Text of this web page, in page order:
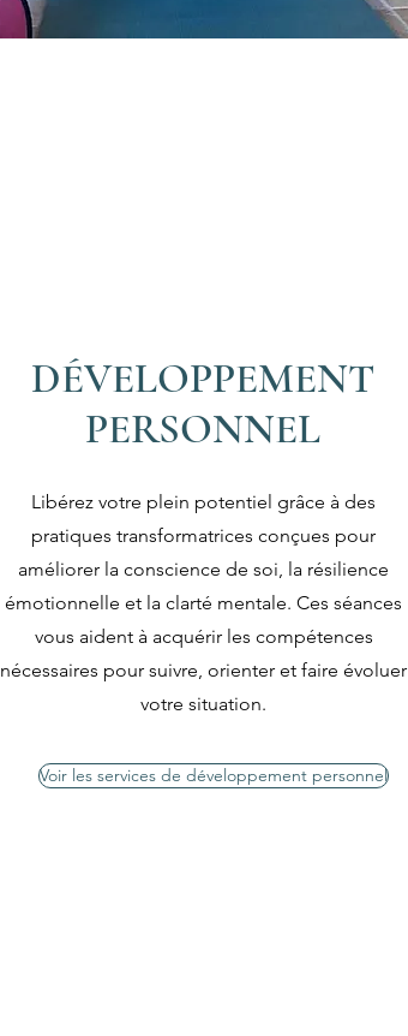
DÉVELOPPEMENT
PERSONNEL
Libérez votre plein potentiel grâce à des
pratiques transformatrices conçues pour
améliorer la conscience de soi, la résilience
émotionnelle et la clarté mentale. Ces séances
vous aident à acquérir les compétences
nécessaires pour suivre, orienter et faire évoluer
votre situation.
Voir les services de développement personnel